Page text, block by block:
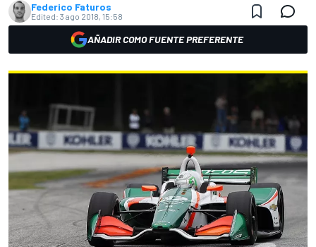
Federico Faturos
Edited: 3 ago 2018, 15:58
AÑADIR COMO FUENTE PREFERENTE